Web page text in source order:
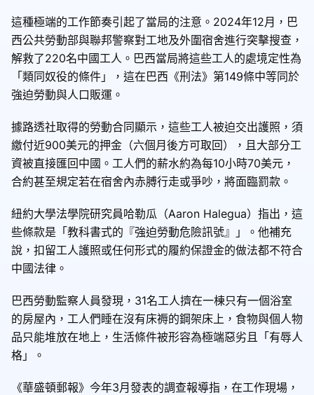
這種極端的工作節奏引起了當局的注意。2024年12月，巴
西公共勞動部與聯邦警察對工地及外圍宿舍進行突擊搜查，
解救了220名中國工人。巴西當局將這些工人的處境定性為
「類同奴役的條件」，這在巴西《刑法》第149條中等同於
強迫勞動與人口販運。
據路透社取得的勞動合同顯示，這些工人被迫交出護照，須
繳付近900美元的押金（六個月後方可取回），且大部分工
資被直接匯回中國。工人們的薪水約為每10小時70美元，
合約甚至規定若在宿舍內赤膊行走或爭吵，將面臨罰款。
紐約大學法學院研究員哈勒瓜（Aaron Halegua）指出，這
些條款是「教科書式的『強迫勞動危險訊號』」。他補充
說，扣留工人護照或任何形式的履約保證金的做法都不符合
中國法律。
巴西勞動監察人員發現，31名工人擠在一棟只有一個浴室
的房屋內，工人們睡在沒有床褥的鋼架床上，食物與個人物
品只能堆放在地上，生活條件被形容為極端惡劣且「有辱人
格」。
《華盛頓郵報》今年3月發表的調查報導指，在工作現場，